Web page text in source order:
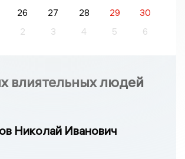
26 27 28 29
30
2 3 4 5 6
влиятельных людей
Николай Иванович